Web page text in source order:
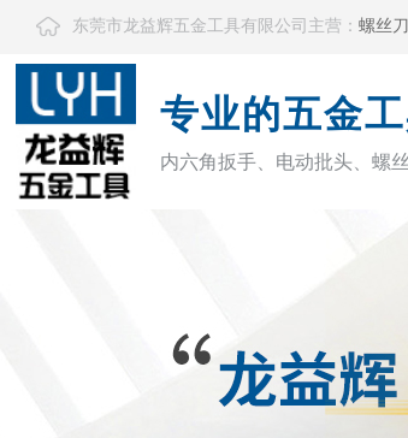
东莞市龙益辉五金工具有限公司主营： 螺丝刀
专业的五金
内六角扳手、电动批头、螺